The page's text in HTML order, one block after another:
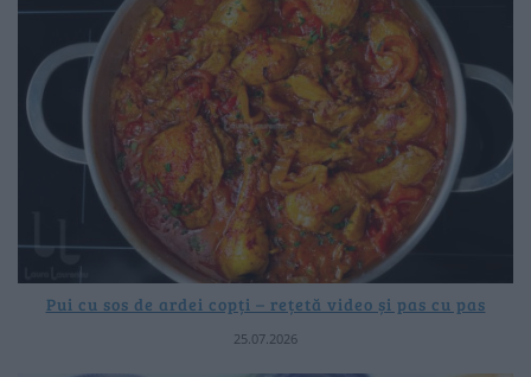
Pui cu sos de ardei copți – rețetă video și pas cu pas
25.07.2026